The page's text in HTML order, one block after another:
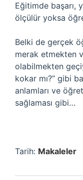
Eğitimde başarı,
ölçülür yoksa
Belki de gerçek
merak etmekten
olabilmekten
kokar mı?” gibi
anlamları ve
sağlaması gibi…
Tarih: Makaleler